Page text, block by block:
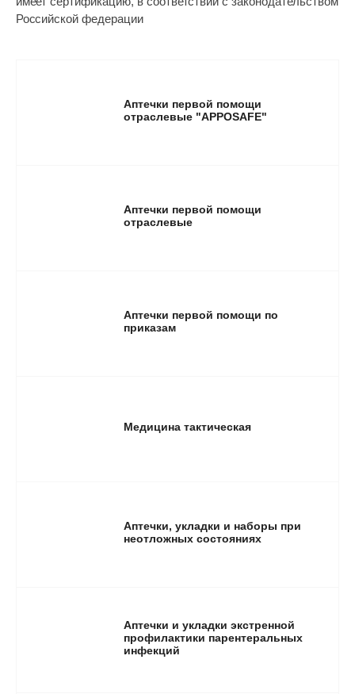
Российской федерации
Аптечки первой помощи
отраслевые "APPOSAFE"
Аптечки первой помощи
отраслевые
Аптечки первой помощи по
приказам
Медицина тактическая
Аптечки, укладки и наборы при
неотложных состояниях
Аптечки и укладки экстренной
профилактики парентеральных
инфекций